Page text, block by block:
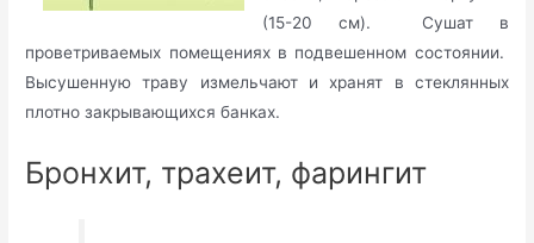
(15-20 см). Сушат в
проветриваемых помещениях в подвешенном состоянии.
Высушенную траву измельчают и хранят в стеклянных
плотно закрывающихся банках.
Бронхит, трахеит, фарингит